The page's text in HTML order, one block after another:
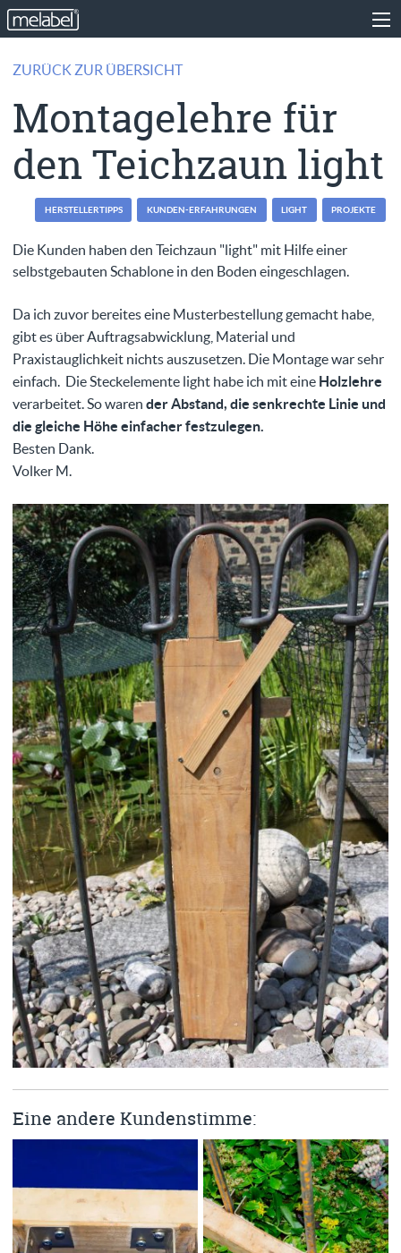
ZURÜCK ZUR ÜBERSICHT
Montagelehre für
den Teichzaun light
HERSTELLERTIPPS KUNDEN-ERFAHRUNGEN LIGHT PROJEKTE
Die Kunden haben den Teichzaun "light" mit Hilfe einer
selbstgebauten Schablone in den Boden eingeschlagen.
Da ich zuvor bereites eine Musterbestellung gemacht habe,
gibt es über Auftragsabwicklung, Material und
Praxistauglichkeit nichts auszusetzen. Die Montage war sehr
einfach. Die Steckelemente light habe ich mit eine Holzlehre
verarbeitet. So waren der Abstand, die senkrechte Linie und
die gleiche Höhe einfacher festzulegen.
Besten Dank.
Volker M.
Eine andere Kundenstimme: